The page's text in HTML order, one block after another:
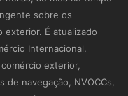
sobre os
exterior. É atualizado
Internacional.
exterior,
navegação, NVOCCs,